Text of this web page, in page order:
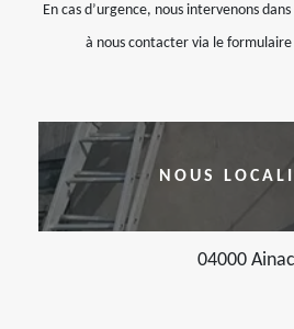
En cas d’urgence, nous intervenons
à nous contacter via le formulaire
NOUS
04000 Ainac